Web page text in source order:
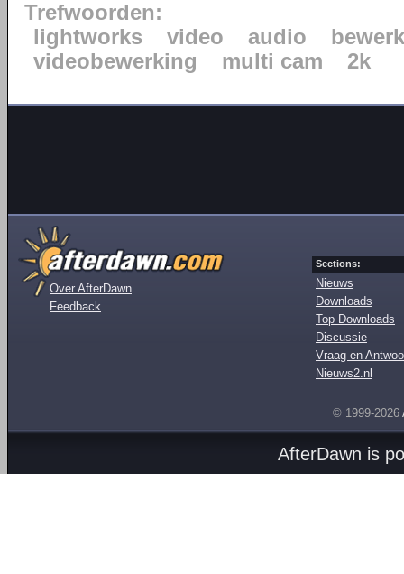
Trefwoorden:
lightworks
video audio
videobewerking
multi cam 2k
Over AfterDawn
Feedback
Sections:
Nieuws
Downloads
Top Downloads
Discussie
Vraag en
Nieuws2.nl
© 1999-2026
AfterDawn is